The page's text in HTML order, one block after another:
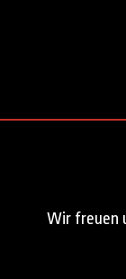
Wir freuen